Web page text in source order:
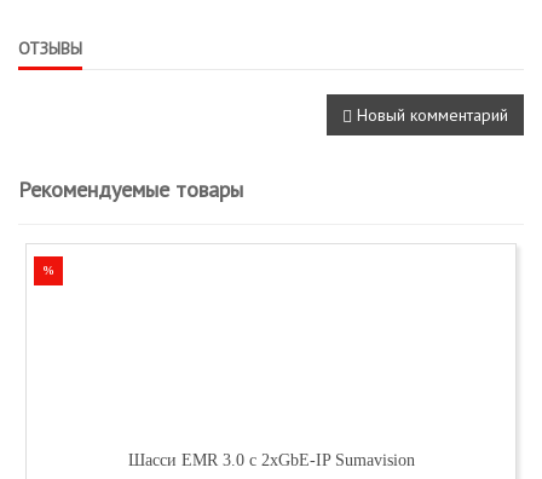
ОТЗЫВЫ
Новый комментарий
Рекомендуемые товары
%
Шасси EMR 3.0 с 2xGbE-IP Sumavision